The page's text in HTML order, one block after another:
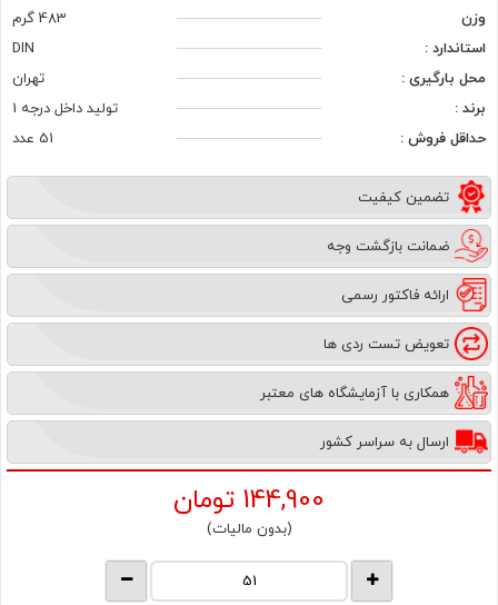
وزن
483 گرم
استاندارد :
DIN
محل بارگیری :
تهران
برند :
تولید داخل درجه 1
حداقل فروش :
51 عدد
تضمین کیفیت
ضمانت بازگشت وجه
ارائه فاکتور رسمی
تعویض تست ردی ها
همکاری با آزمایشگاه های معتبر
ارسال به سراسر کشور
144,900 تومان
(بدون مالیات)